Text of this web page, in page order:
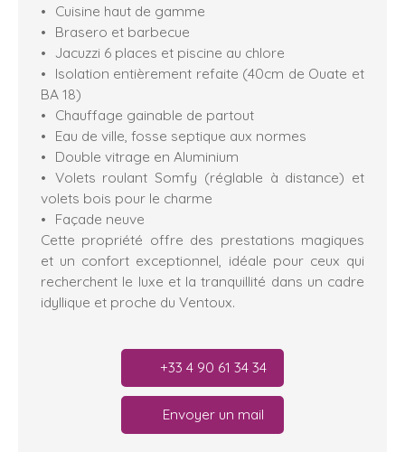
Cuisine haut de gamme
Brasero et barbecue
Jacuzzi 6 places et piscine au chlore
Isolation entièrement refaite (40cm de Ouate et
BA 18)
Chauffage gainable de partout
Eau de ville, fosse septique aux normes
Double vitrage en Aluminium
Volets roulant Somfy (réglable à distance) et
volets bois pour le charme
Façade neuve
Cette propriété offre des prestations magiques
et un confort exceptionnel, idéale pour ceux qui
recherchent le luxe et la tranquillité dans un cadre
idyllique et proche du Ventoux.
+33 4 90 61 34 34
Envoyer un mail